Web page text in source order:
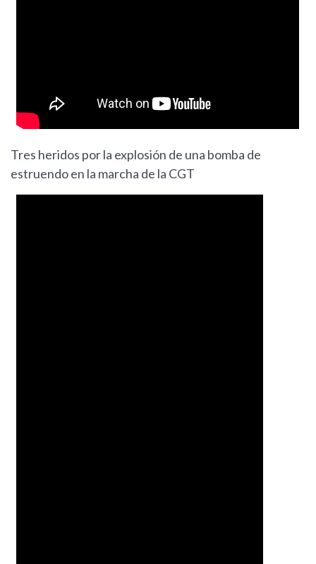
Tres heridos por la explosión de una bomba de
estruendo en la marcha de la CGT